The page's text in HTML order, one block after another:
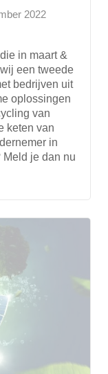
2022
in maart &
een tweede
bedrijven uit
oplossingen
van
keten van
in
je dan nu